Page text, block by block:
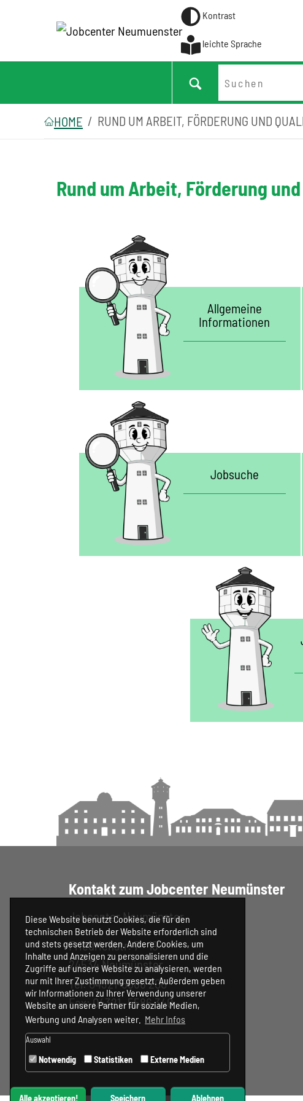
Zum Hauptinhalt springen
Zum Seitenfooter springen
Kontrast
leichte Sprache
Sie sind hier:
HOME RUND UM ARBEIT, FÖRDERUNG UND
Rund um Arbeit, Förderung
Allgemeine
Informationen
Jobsuche
Kontakt zum Jobcenter Neumünster
Jobcenter Neumünster
Friedrichstr. 7 - 19
24534 Neumünster
Tel: 04321-5586 200
Fax: 04321- 5586 340
Diese Website benutzt Cookies, die für den
technischen Betrieb der Website erforderlich sind
und stets gesetzt werden. Andere Cookies, um
Inhalte und Anzeigen zu personalisieren und die
Zugriffe auf unsere Website zu analysieren, werden
nur mit Ihrer Zustimmung gesetzt. Außerdem geben
wir Informationen zu Ihrer Verwendung unserer
Website an unsere Partner für soziale Medien,
Werbung und Analysen weiter. Mehr Infos
Auswahl
Notwendig Statistiken Externe Medien
Alle akzeptieren! Speichern Ablehnen